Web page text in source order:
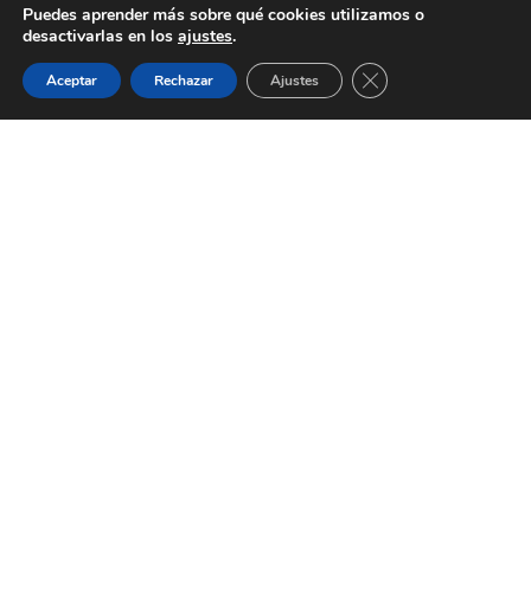
Puedes aprender más sobre qué cookies utilizamos o
desactivarlas en los ajustes.
Aceptar Rechazar Ajustes Cerrar el banner de